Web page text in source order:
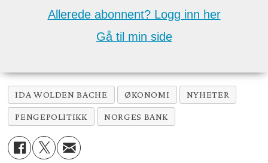
Allerede abonnent? Logg inn her
Gå til min side
IDA WOLDEN BACHE ØKONOMI NYHETER
PENGEPOLITIKK NORGES BANK